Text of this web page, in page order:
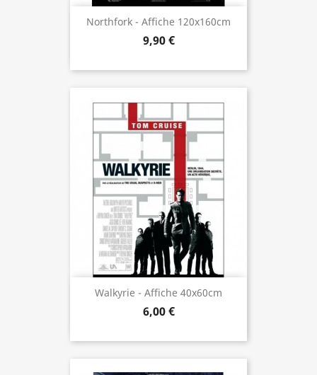
Northfork - Affiche 120x160cm
9,90 €
Walkyrie - Affiche 40x60cm
6,00 €